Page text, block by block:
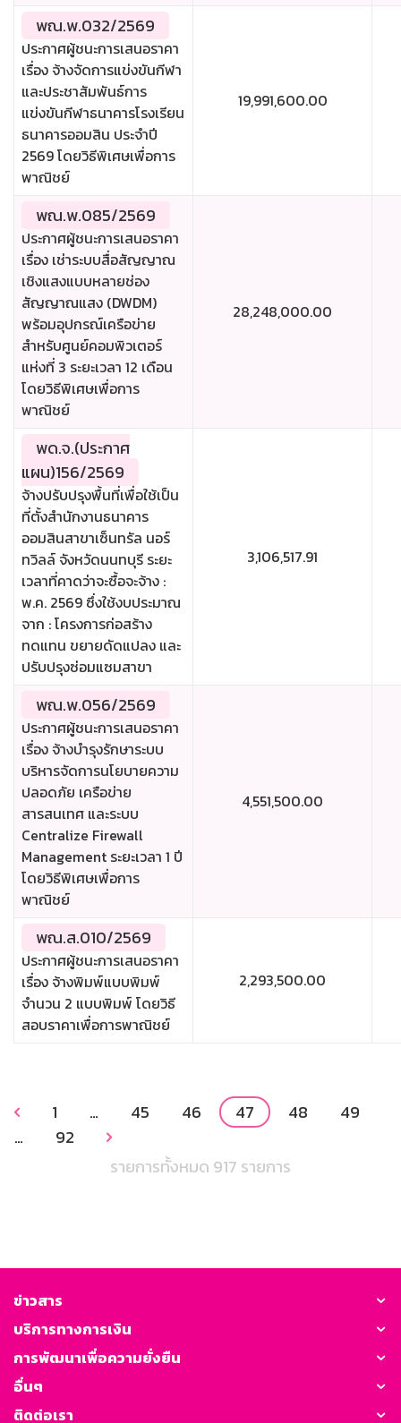
พณ.พ.032/2569
ประกาศผู้ชนะการเสนอราคา
เรื่อง จ้างจัดการแข่งขันกีฬา
และประชาสัมพันธ์การ
แข่งขันกีฬาธนาคารโรงเรียน
ธนาคารออมสิน ประจำปี
2569 โดยวิธีพิเศษเพื่อการ
พาณิชย์
19,991,600.00
พณ.พ.085/2569
ประกาศผู้ชนะการเสนอราคา
เรื่อง เช่าระบบสื่อสัญญาณ
เชิงแสงแบบหลายช่อง
สัญญาณแสง (DWDM)
พร้อมอุปกรณ์เครือข่าย
สำหรับศูนย์คอมพิวเตอร์
แห่งที่ 3 ระยะเวลา 12 เดือน
โดยวิธีพิเศษเพื่อการ
พาณิชย์
28,248,000.00
พด.จ.(ประกาศ
แผน)156/2569
จ้างปรับปรุงพื้นที่เพื่อใช้เป็น
ที่ตั้งสำนักงานธนาคาร
ออมสินสาขาเซ็นทรัล นอร์
ทวิลล์ จังหวัดนนทบุรี ระยะ
เวลาที่คาดว่าจะซื้อจะจ้าง :
พ.ค. 2569 ซึ่งใช้งบประมาณ
จาก : โครงการก่อสร้าง
ทดแทน ขยายดัดแปลง และ
ปรับปรุงซ่อมแซมสาขา
3,106,517.91
พณ.พ.056/2569
ประกาศผู้ชนะการเสนอราคา
เรื่อง จ้างบำรุงรักษาระบบ
บริหารจัดการนโยบายความ
ปลอดภัย เครือข่าย
สารสนเทศ และระบบ
Centralize Firewall
Management ระยะเวลา 1 ปี
โดยวิธีพิเศษเพื่อการ
พาณิชย์
4,551,500.00
พณ.ส.010/2569
ประกาศผู้ชนะการเสนอราคา
เรื่อง จ้างพิมพ์แบบพิมพ์
จำนวน 2 แบบพิมพ์ โดยวิธี
สอบราคาเพื่อการพาณิชย์
2,293,500.00
 1 … 45 46 47 48
49
…
92 
รายการทั้งหมด 917 รายการ
ข่าวสาร
บริการทางการเงิน
การพัฒนาเพื่อความยั่งยืน
อื่นๆ
ติดต่อเรา